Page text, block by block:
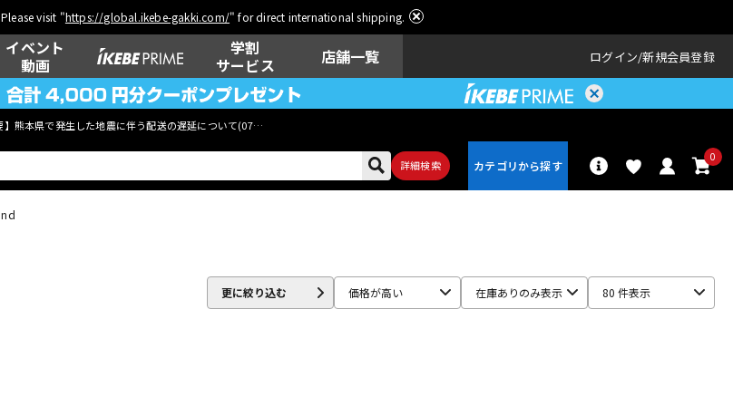
visit "https://global.ikebe-gakki.com/" for direct international shipping.
イベント
動画
学割
サービス
店舗一覧 ログイン 新規会員登録
】熊本県で発生した地震に伴う配送の遅延について(07月29日
詳細検索
0
更に絞り込む 価格が高い 在庫ありのみ表示 80 件表示